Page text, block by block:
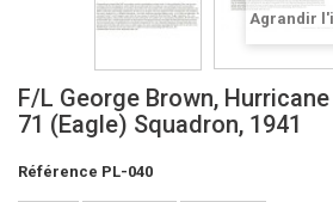
Agrandir
F/L George Brown,
71 (Eagle) Squadron, 1941
Référence PL-040